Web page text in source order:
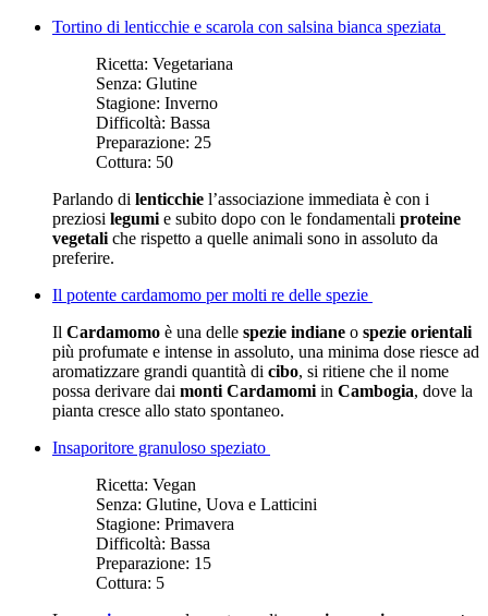
Tortino di lenticchie e scarola con salsina bianca speziata
Ricetta: Vegetariana
Senza: Glutine
Stagione: Inverno
Difficoltà: Bassa
Preparazione: 25
Cottura: 50
Parlando di lenticchie l’associazione immediata è con i
preziosi legumi e subito dopo con le fondamentali proteine
vegetali che rispetto a quelle animali sono in assoluto da
preferire.
Il potente cardamomo per molti re delle spezie
Il Cardamomo è una delle spezie indiane o spezie orientali
più profumate e intense in assoluto, una minima dose riesce ad
aromatizzare grandi quantità di cibo, si ritiene che il nome
possa derivare dai monti Cardamomi in Cambogia, dove la
pianta cresce allo stato spontaneo.
Insaporitore granuloso speziato
Ricetta: Vegan
Senza: Glutine, Uova e Latticini
Stagione: Primavera
Difficoltà: Bassa
Preparazione: 15
Cottura: 5